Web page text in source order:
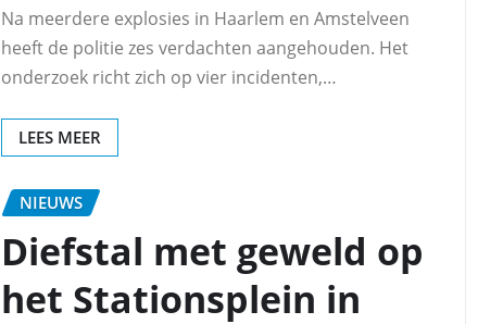
Na meerdere explosies in Haarlem en Amstelveen
heeft de politie zes verdachten aangehouden. Het
onderzoek richt zich op vier incidenten,…
LEES MEER
NIEUWS
Diefstal met geweld op
het Stationsplein in